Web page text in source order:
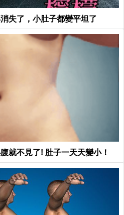
失了，小肚子都變平坦了
就不見了! 肚子一天天變小！